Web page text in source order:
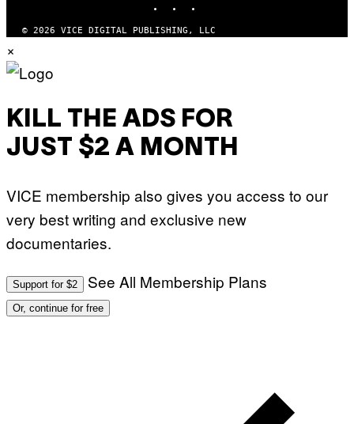
© 2026 VICE DIGITAL PUBLISHING, LLC
×
KILL THE ADS FOR
JUST $2 A MONTH
VICE membership also gives you access to our
very best writing and exclusive new
documentaries.
Support for $2 See All Membership Plans
Or, continue for free